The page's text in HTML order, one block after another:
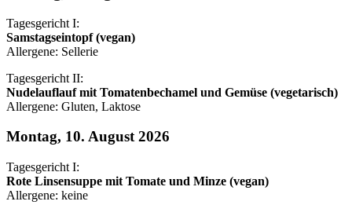
Tagesgericht I:
Samstagseintopf (vegan)
Allergene: Sellerie
Tagesgericht II:
Nudelauflauf mit Tomatenbechamel und Gemüse (vegetarisch)
Allergene: Gluten, Laktose
Montag, 10. August 2026
Tagesgericht I:
Rote Linsensuppe mit Tomate und Minze (vegan)
Allergene: keine